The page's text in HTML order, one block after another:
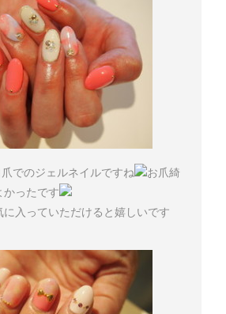
でのジェルネイルですね
お爪綺
かったです
入っていただけると嬉しいです